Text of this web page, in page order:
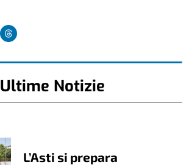
Ultime Notizie
L’Asti si prepara